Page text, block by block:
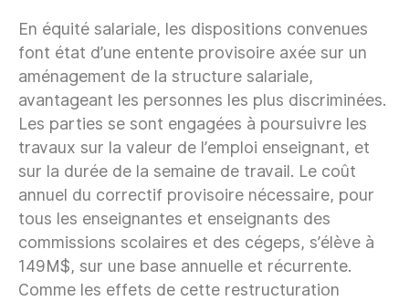
En équité salariale, les dispositions convenues
font état d’une entente provisoire axée sur un
aménagement de la structure salariale,
avantageant les personnes les plus discriminées.
Les parties se sont engagées à poursuivre les
travaux sur la valeur de l’emploi enseignant, et
sur la durée de la semaine de travail. Le coût
annuel du correctif provisoire nécessaire, pour
tous les enseignantes et enseignants des
commissions scolaires et des cégeps, s’élève à
149M$, sur une base annuelle et récurrente.
Comme les effets de cette restructuration